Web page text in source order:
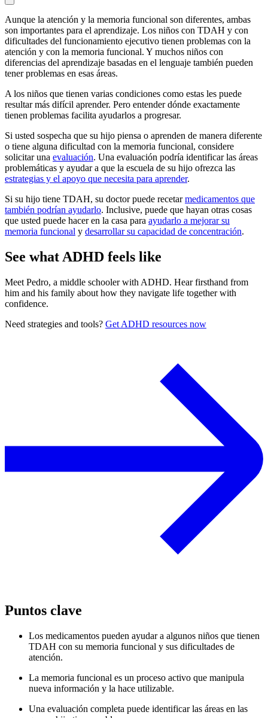
Aunque la atención y la memoria funcional son diferentes, ambas
son importantes para el aprendizaje. Los niños con TDAH y con
dificultades del funcionamiento ejecutivo tienen problemas con la
atención y con la memoria funcional. Y muchos niños con
diferencias del aprendizaje basadas en el lenguaje también pueden
tener problemas en esas áreas.
A los niños que tienen varias condiciones como estas les puede
resultar más difícil aprender. Pero entender dónde exactamente
tienen problemas facilita ayudarlos a progresar.
Si usted sospecha que su hijo piensa o aprenden de manera diferente
o tiene alguna dificultad con la memoria funcional, considere
solicitar una evaluación. Una evaluación podría identificar las áreas
problemáticas y ayudar a que la escuela de su hijo ofrezca las
estrategias y el apoyo que necesita para aprender.
Si su hijo tiene TDAH, su doctor puede recetarmedicamentos que
también podrían ayudarlo. Inclusive, puede que hayan otras cosas
que usted puede hacer en la casa para ayudarlo a mejorar su
memoria funcional y desarrollar su capacidad de concentración.
See what ADHD feels like
Meet Pedro, a middle schooler with ADHD. Hear firsthand from
him and his family about how they navigate life together with
confidence.
Need strategies and tools? Get ADHD resources now
Puntos clave
Los medicamentos pueden ayudar a algunos niños que tienen
TDAH con su memoria funcional y sus dificultades de
atención.
La memoria funcional es un proceso activo que manipula
nueva información y la hace utilizable.
Una evaluación completa puede identificar las áreas en las